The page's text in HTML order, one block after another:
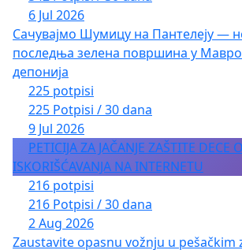
6 Jul 2026
Сачувајмо Шумицу на Пантелеју —
последња зелена површина у
депонија
225 potpisi
225 Potpisi / 30 dana
9 Jul 2026
PETICIJA ZA JAČANJE ZAŠTITE DECE
ISKORIŠĆAVANJA NA INTERNETU
216 potpisi
216 Potpisi / 30 dana
2 Aug 2026
Zaustavite opasnu vožnju u pešačkim